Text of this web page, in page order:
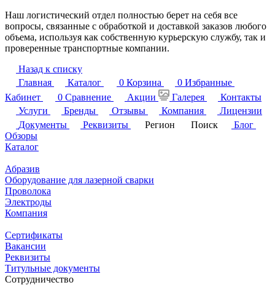
Наш логистический отдел полностью берет на себя все
вопросы, связанные с обработкой и доставкой заказов любого
объема, используя как собственную курьерскую службу, так и
проверенные транспортные компании.
Назад к списку
Главная
Каталог 0 Корзина 0 Избранные
Кабинет
0 Сравнение Акции Галерея
Контакты
Услуги
Бренды Отзывы Компания
Лицензии
Документы
Реквизиты Регион Поиск
Блог
Обзоры
Каталог
Абразив
Оборудование для лазерной сварки
Проволока
Электроды
Компания
Сертификаты
Вакансии
Реквизиты
Титульные документы
Сотрудничество